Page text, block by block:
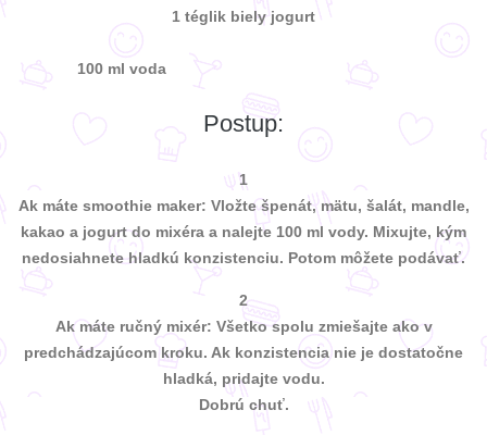
1 téglik biely jogurt
100 ml voda
Postup:
1
Ak máte smoothie maker: Vložte špenát, mätu, šalát, mandle,
kakao a jogurt do mixéra a nalejte 100 ml vody. Mixujte, kým
nedosiahnete hladkú konzistenciu. Potom môžete podávať.
2
Ak máte ručný mixér: Všetko spolu zmiešajte ako v
predchádzajúcom kroku. Ak konzistencia nie je dostatočne
hladká, pridajte vodu.
Dobrú chuť.